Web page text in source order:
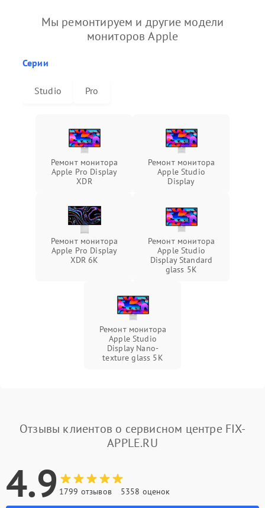
Мы ремонтируем и другие модели
мониторов Apple
Серии
Studio Pro
Ремонт монитора
Apple Pro Display
XDR
Ремонт монитора
Apple Studio
Display
Ремонт монитора
Apple Pro Display
XDR 6K
Ремонт монитора
Apple Studio
Display Standard
glass 5К
Ремонт монитора
Apple Studio
Display Nano-
texture glass 5К
Отзывы клиентов о сервисном центре FIX-
APPLE.RU
4.9 1799 отзывов 5358 оценок